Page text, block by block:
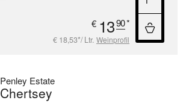
€ 1390*
€ 18,53*/ Ltr. Weinprofil
Penley Estate
Chertsey